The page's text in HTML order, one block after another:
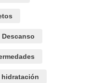
Descanso
hidratación